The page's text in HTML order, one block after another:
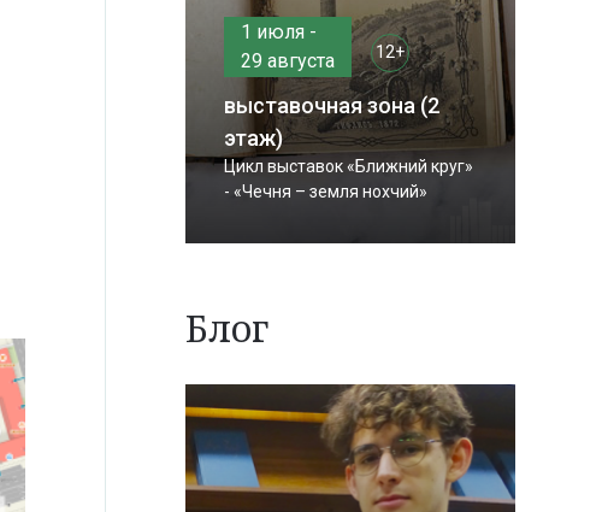
1 июля -
29 августа
12+
выставочная зона (2
этаж)
Цикл выставок «Ближний круг»
- «Чечня – земля нохчий»
Блог